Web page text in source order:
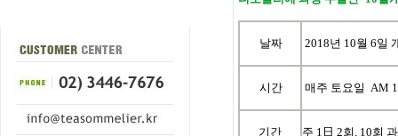
날짜 2018년 10월 6일
시간 매주 토요일 AM
기간 주 1 日 2회, 10회